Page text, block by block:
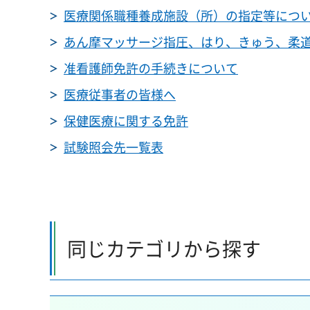
医療関係職種養成施設（所）の指定等につ
あん摩マッサージ指圧、はり、きゅう、柔
准看護師免許の手続きについて
医療従事者の皆様へ
保健医療に関する免許
試験照会先一覧表
同じカテゴリから探す